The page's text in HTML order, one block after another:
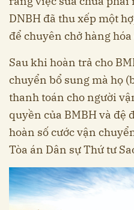
DNBH đã thu xếp một
để chuyên chở hàng
Sau khi hoàn trả cho
chuyển bổ sung mà họ
thanh toán cho người
quyền của BMBH và đệ
hoàn số cước vận
Tòa án Dân sự Thứ tư